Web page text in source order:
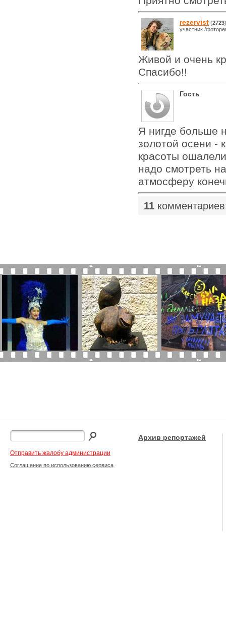
rezervist (2723)
участник /
Живой и очень
Спасибо!!
Гость
Я нигде больше
золотой осени -
красоты
надо смотреть
атмосферу
11
Отправить жалобу администрации
Соглашение по использованию сервиса
Архив репортажей